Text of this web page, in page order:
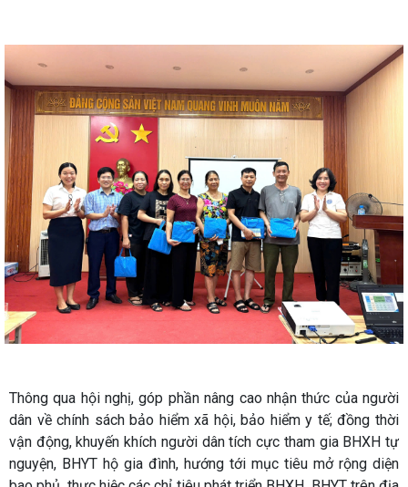
Thông qua hội nghị, góp phần nâng cao nhận thức của người
dân về chính sách bảo hiểm xã hội, bảo hiểm y tế; đồng thời
vận động, khuyến khích người dân tích cực tham gia BHXH tự
nguyện, BHYT hộ gia đình, hướng tới mục tiêu mở rộng diện